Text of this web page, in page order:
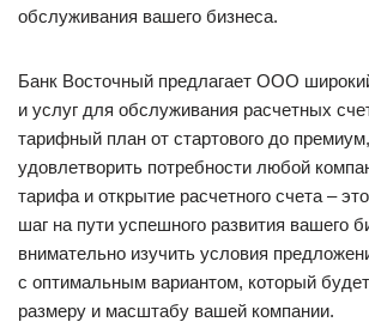
обслуживания вашего бизнеса.
Банк Восточный предлагает ООО
и услуг для обслуживания расчетных
тарифный план от стартового до
удовлетворить потребности любой
тарифа и открытие расчетного счета –
шаг на пути успешного развития вашего
внимательно изучить условия
с оптимальным вариантом, который
размеру и масштабу вашей компании.